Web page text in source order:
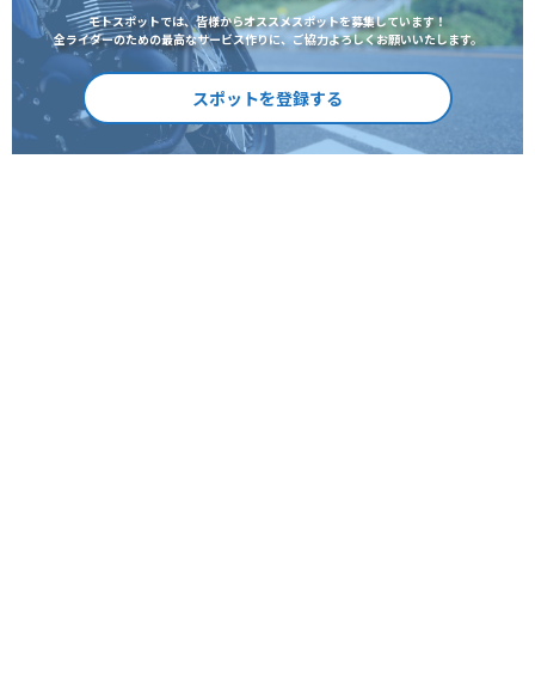
モトスポットでは、皆様からオススメスポットを募集しています！
全ライダーのための最高なサービス作りに、ご協力よろしくお願いいたします。
スポットを登録する